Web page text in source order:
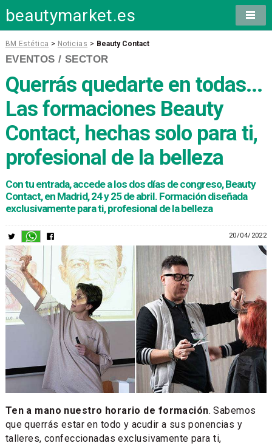
beautymarket.es
BM Estética > Noticias > Beauty Contact
EVENTOS / SECTOR
Querrás quedarte en todas...
Las formaciones Beauty
Contact, hechas solo para ti,
profesional de la belleza
Con tu entrada, accede a los dos días de congreso, Beauty
Contact, en Madrid, 24 y 25 de abril. Formación diseñada
exclusivamente para ti, profesional de la belleza
20/04/2022
Ten a mano nuestro horario de formación. Sabemos
que querrás estar en todo y acudir a sus ponencias y
talleres, confeccionadas exclusivamente para ti,